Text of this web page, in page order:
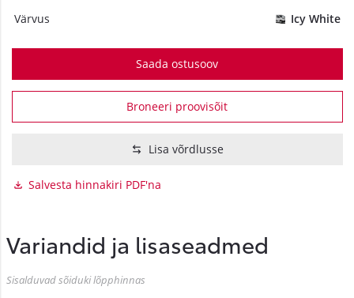
Värvus
Icy White
Saada ostusoov
Broneeri proovisõit
Lisa võrdlusse
Salvesta hinnakiri PDF'na
Variandid ja lisaseadmed
Sisalduvad sõiduki lõpphinnas